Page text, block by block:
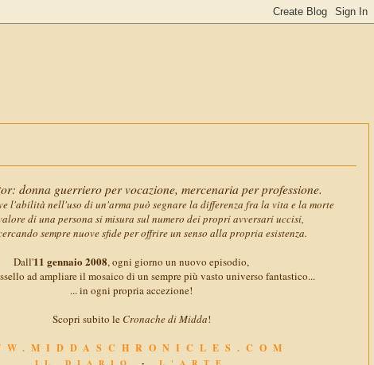
donna guerriero per vocazione, mercenaria per professione.
l'abilità nell'uso di un'arma può segnare la differenza fra la vita e la morte
di una persona si misura sul numero dei propri avversari uccisi,
sempre nuove sfide per offrire un senso alla propria esistenza.
Dall'11 gennaio 2008, ogni giorno un nuovo episodio,
ad ampliare il mosaico di un sempre più vasto universo fantastico...
... in ogni propria accezione!
Scopri subito le Cronache di Midda!
IL DIARIO - L'ARTE